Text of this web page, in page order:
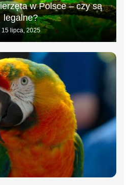
w Polsce – czy są
legalne?
15 lipca, 2025